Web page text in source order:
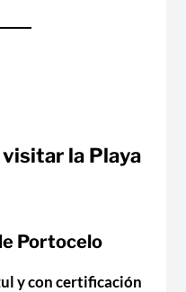
la Playa
Portocelo
y con certificación